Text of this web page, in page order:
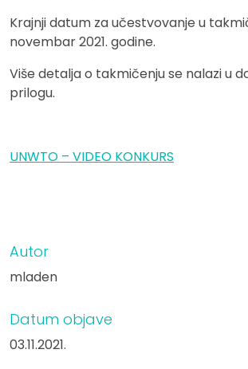
Krajnji datum za učestvovanje u
novembar 2021. godine.
Više detalja o takmičenju se nalazi u
prilogu.
UNWTO – VIDEO KONKURS
Autor
mladen
Datum objave
03.11.2021.